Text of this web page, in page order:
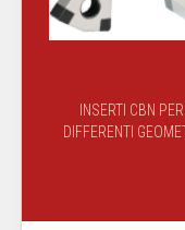
INSERTI CBN
DIFFERENTI